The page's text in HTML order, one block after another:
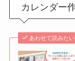
カレンダー
あわせて読みたい